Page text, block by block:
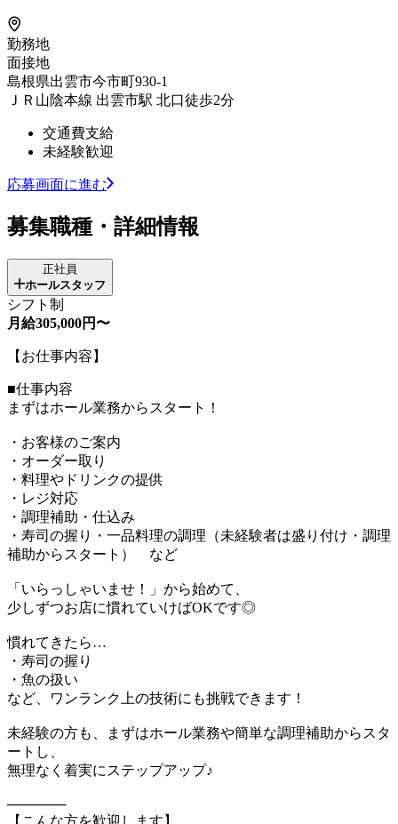
勤務地
面接地
島根県出雲市今市町930-1
ＪＲ山陰本線 出雲市駅 北口徒歩2分
交通費支給
未経験歓迎
応募画面に進む
募集職種・詳細情報
正社員
ホールスタッフ
シフト制
月給305,000円〜
【お仕事内容】
■仕事内容
まずはホール業務からスタート！
・お客様のご案内
・オーダー取り
・料理やドリンクの提供
・レジ対応
・調理補助・仕込み
・寿司の握り・一品料理の調理（未経験者は盛り付け・調理
補助からスタート） など
「いらっしゃいませ！」から始めて、
少しずつお店に慣れていけばOKです◎
慣れてきたら…
・寿司の握り
・魚の扱い
など、ワンランク上の技術にも挑戦できます！
未経験の方も、まずはホール業務や簡単な調理補助からスタ
ートし、
無理なく着実にステップアップ♪
──────
【こんな方を歓迎します】